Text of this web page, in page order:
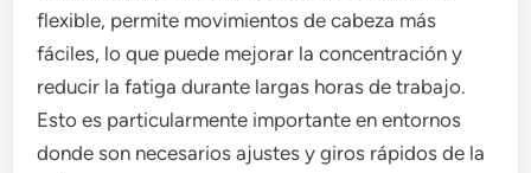
flexible, permite movimientos de cabeza más
fáciles, lo que puede mejorar la concentración y
reducir la fatiga durante largas horas de trabajo.
Esto es particularmente importante en entornos
donde son necesarios ajustes y giros rápidos de la